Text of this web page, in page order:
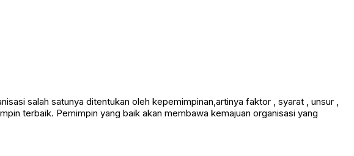
salah satunya ditentukan oleh kepemimpinan,artinya faktor , syarat , unsur ,
terbaik. Pemimpin yang baik akan membawa kemajuan organisasi yang